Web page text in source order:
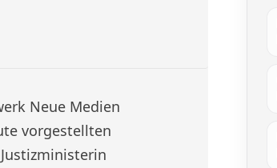
Neue Medien
vorgestellten